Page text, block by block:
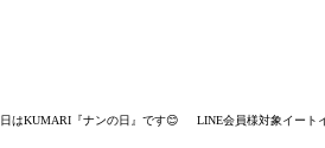
はKUMARI『ナンの日』です😊 LINE会員様対象イート